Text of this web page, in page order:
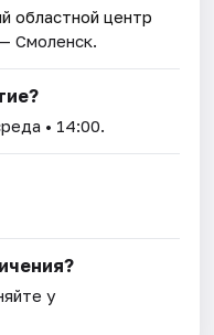
областной центр
Смоленск.
• 14:00.
у